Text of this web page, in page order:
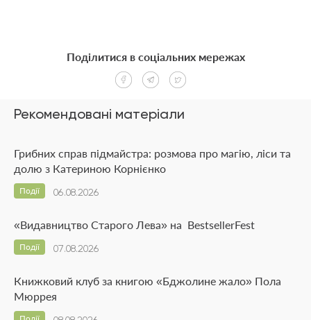
Рекомендовані матеріали
Грибних справ підмайстра: розмова про магію, ліси та
долю з Катериною Корнієнко
06.08.2026
Події
«Видавництво Старого Лева» на BestsellerFest
07.08.2026
Події
Книжковий клуб за книгою «Бджолине жало» Пола
Мюррея
Поділитися в соціальних мережах